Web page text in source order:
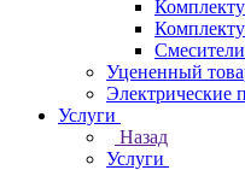
Смесители
Уцененный
Электрические
Услуги
Назад
Услуги